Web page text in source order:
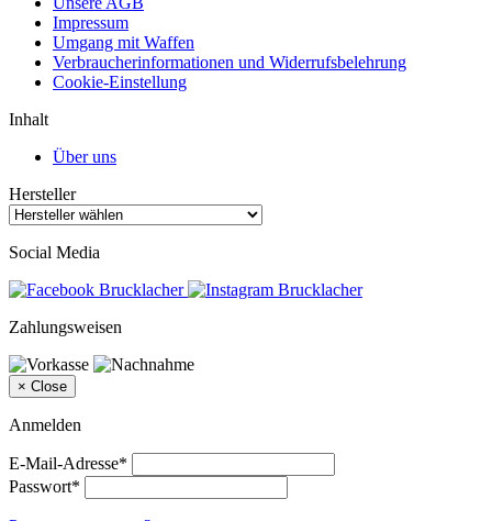
Impressum
Umgang mit Waffen
Verbraucherinformationen und Widerrufsbelehrung
Cookie-Einstellung
Inhalt
Über uns
Hersteller
Social Media
Zahlungsweisen
× Close
Anmelden
E-Mail-Adresse*
Passwort*